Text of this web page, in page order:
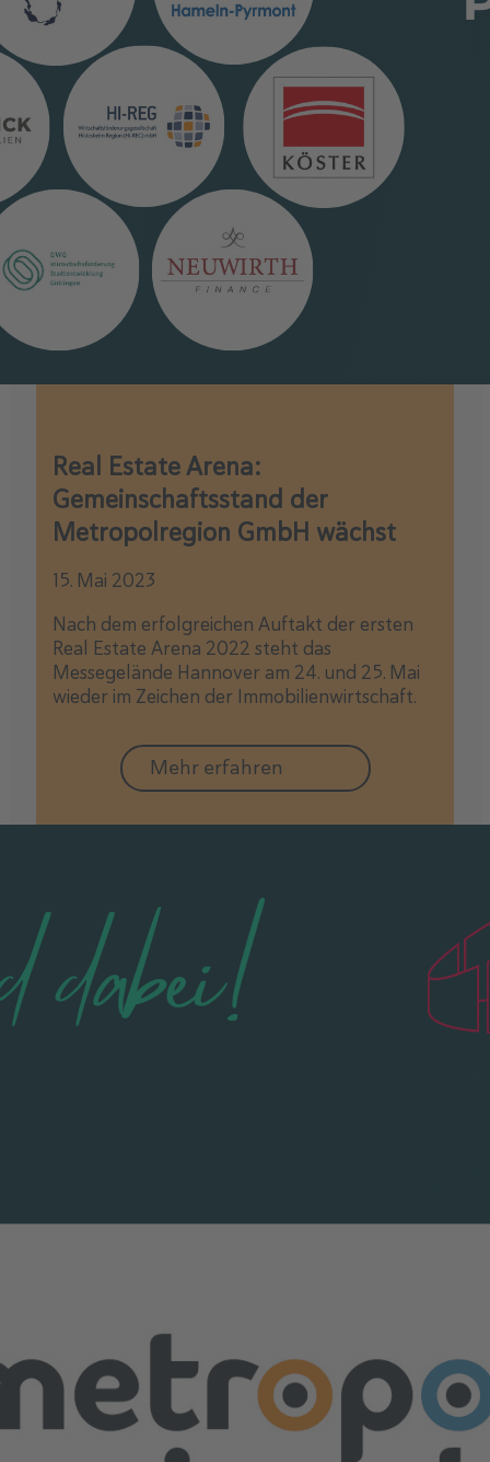
Real Estate Arena:
Gemeinschaftsstand der
Metropolregion GmbH wächst
15. Mai 2023
Nach dem erfolgreichen Auftakt der ersten
Real Estate Arena 2022 steht das
Messegelände Hannover am 24. und 25. Mai
wieder im Zeichen der Immobilienwirtschaft.
Mehr erfahren